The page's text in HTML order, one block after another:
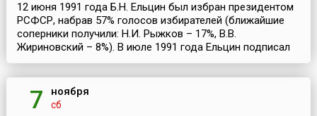
12 июня 1991 года Б.Н. Ельцин был избран президентом
РСФСР, набрав 57% голосов избирателей (ближайшие
соперники получили: Н.И. Рыжков – 17%, В.В.
Жириновский – 8%). В июле 1991 года Ельцин подписал
указ о прекращении деятельности организационных ...
7 ноября
сб